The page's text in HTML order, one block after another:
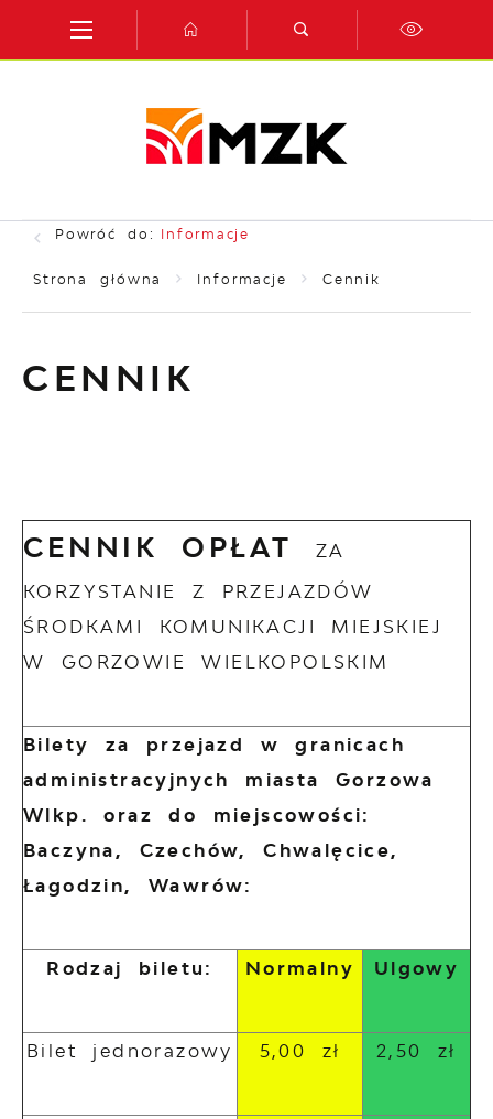
Przejdź do menu.
Przejdź do wyszukiwarki.
Przejdź do treści.
Przejdź do ustawień wielkości czcionki.
Włącz wersję kontrastową strony.
Powróć do: Informacje
Strona główna Informacje Cennik
CENNIK
CENNIK OPŁAT
ZA
KORZYSTANIE Z PRZEJAZDÓW
ŚRODKAMI KOMUNIKACJI MIEJSKIEJ
W GORZOWIE WIELKOPOLSKIM
Bilety za przejazd w granicach
administracyjnych miasta Gorzowa
Wlkp. oraz do miejscowości:
Baczyna, Czechów, Chwalęcice,
Łagodzin, Wawrów:
Rodzaj biletu: Normalny Ulgowy
Bilet jednorazowy 5,00 zł 2,50 zł